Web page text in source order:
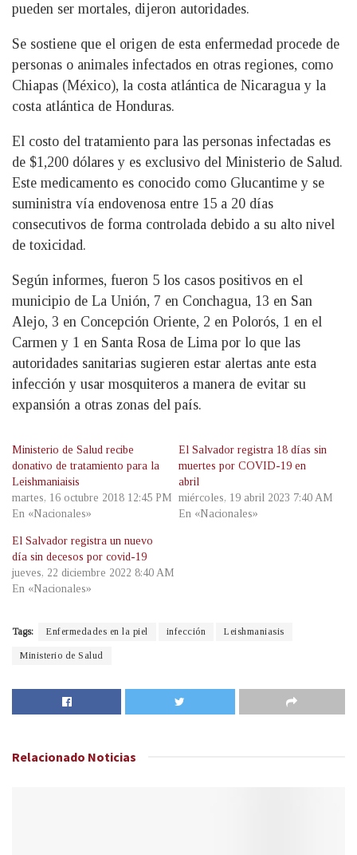
pueden ser mortales, dijeron autoridades.
Se sostiene que el origen de esta enfermedad procede de
personas o animales infectados en otras regiones, como
Chiapas (México), la costa atlántica de Nicaragua y la
costa atlántica de Honduras.
El costo del tratamiento para las personas infectadas es
de $1,200 dólares y es exclusivo del Ministerio de Salud.
Este medicamento es conocido como Glucantime y se
suministra vía endovenosa entre 15 a 20 días
consecutivos de forma controlada debido a su alto nivel
de toxicidad.
Según informes, fueron 5 los casos positivos en el
municipio de La Unión, 7 en Conchagua, 13 en San
Alejo, 3 en Concepción Oriente, 2 en Polorós, 1 en el
Carmen y 1 en Santa Rosa de Lima por lo que las
autoridades sanitarias sugieren estar alertas ante esta
infección y usar mosquiteros a manera de evitar su
expansión a otras zonas del país.
Ministerio de Salud recibe
donativo de tratamiento para la
Leishmaniaisis
martes, 16 octubre 2018 12:45 PM
En «Nacionales»
El Salvador registra 18 días sin
muertes por COVID-19 en
abril
miércoles, 19 abril 2023 7:40 AM
En «Nacionales»
El Salvador registra un nuevo
día sin decesos por covid-19
jueves, 22 diciembre 2022 8:40 AM
En «Nacionales»
Tags: Enfermedades en la piel infección Leishmaniasis
Ministerio de Salud
Relacionado Noticias